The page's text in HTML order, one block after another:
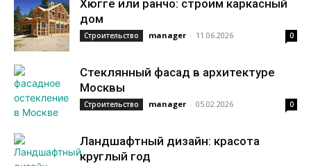
Хюгге или ранчо: строим каркасный
дом
Строительство manager - 11.06.2026 0
Стеклянный фасад в архитектуре
Москвы
Строительство manager - 05.02.2026 0
Ландшафтный дизайн: красота
круглый год